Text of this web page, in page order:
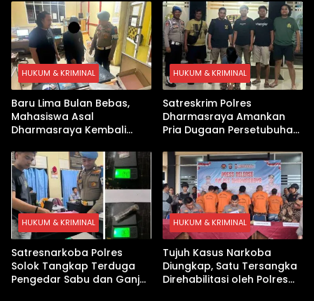
Digital hingga Bong Disita
HUKUM & KRIMINAL
Baru Lima Bulan Bebas,
Mahasiswa Asal
Dharmasraya Kembali
HUKUM & KRIMINAL
Satreskrim Polres
Dharmasraya Amankan
Pria Dugaan Persetubuhan
HUKUM & KRIMINAL
Satresnarkoba Polres
Solok Tangkap Terduga
Pengedar Sabu dan Ganja
HUKUM & KRIMINAL
Tujuh Kasus Narkoba
Diungkap, Satu Tersangka
Direhabilitasi oleh Polres